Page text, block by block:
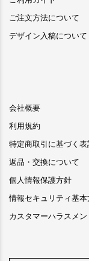
ご注文方法について
デザイン入稿について
会社概要
利用規約
特定商取引に基づく表
返品・交換について
個人情報保護方針
情報セキュリティ基本
カスタマーハラスメ